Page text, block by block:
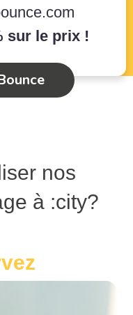
sur le prix !
nos
à :city?